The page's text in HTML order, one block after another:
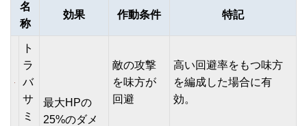
名
称
効果 作動条件 特記
ト
ラ
バ
サ
ミ
最大HPの
25%のダメ
敵の攻撃
を味方が
回避
高い回避率をもつ味方
を編成した場合に有
効。